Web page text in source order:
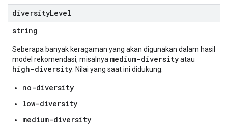
diversityLevel
string
Seberapa banyak keragaman yang akan digunakan dalam hasil
model rekomendasi, misalnya medium-diversityatau
high-diversity . Nilai yang saat ini didukung:
no-diversity
low-diversity
medium-diversity